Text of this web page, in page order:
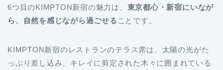
6つ目のKIMPTON新宿の魅力は、 東京都心・新宿にいなが
ら、自然を感じながら過ごせる ことです。
KIMPTON新宿のレストランのテラス席は、太陽の光がた
っぷり差し込み、キレイに剪定された木々に囲まれている